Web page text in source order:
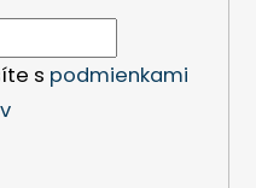
s podmienkami